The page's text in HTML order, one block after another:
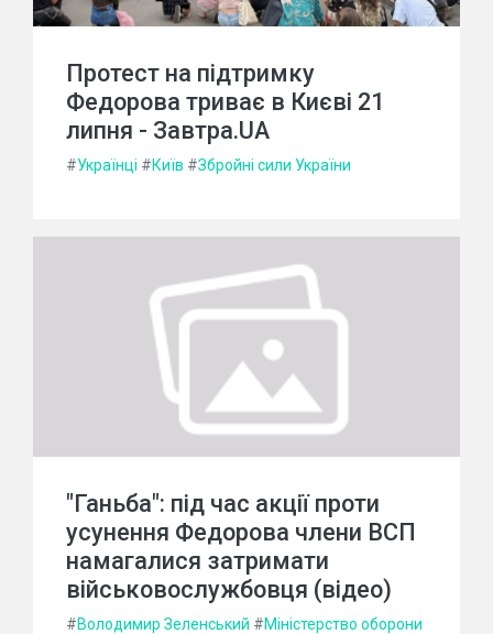
Протест на підтримку
Федорова триває в Києві 21
липня - Завтра.UA
#Українці #Київ #Збройні сили України
"Ганьба": під час акції проти
усунення Федорова члени ВСП
намагалися затримати
військовослужбовця (відео)
#Володимир Зеленський #Міністерство оборони